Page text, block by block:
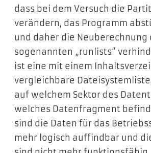
dass bei dem Versuch die
verändern, das Programm
und daher die Neuberechnung
sogenannten „runlists“
ist eine mit einem
vergleichbare
auf welchem Sektor des
welches Datenfragment
sind die Daten für das
mehr logisch auffindbar und